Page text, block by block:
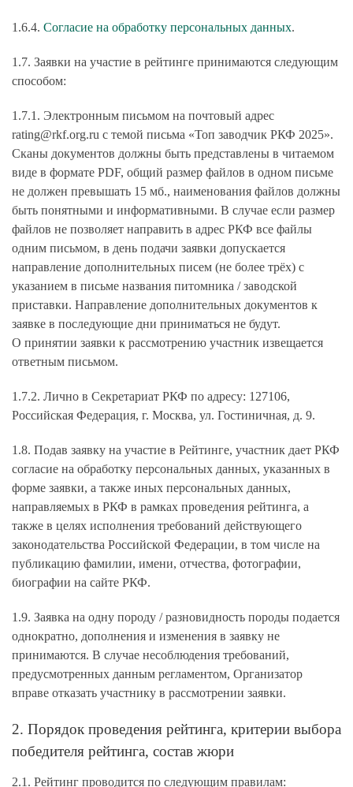
1.6.4. Согласие на обработку персональных данных.
1.7. Заявки на участие в рейтинге принимаются следующим
способом:
1.7.1. Электронным письмом на почтовый адрес
rating@rkf.org.ru с темой письма «Топ заводчик РКФ 2025».
Сканы документов должны быть представлены в читаемом
виде в формате PDF, общий размер файлов в одном письме
не должен превышать 15 мб., наименования файлов должны
быть понятными и информативными. В случае если размер
файлов не позволяет направить в адрес РКФ все файлы
одним письмом, в день подачи заявки допускается
направление дополнительных писем (не более трёх) с
указанием в письме названия питомника / заводской
приставки. Направление дополнительных документов к
заявке в последующие дни приниматься не будут.
О принятии заявки к рассмотрению участник извещается
ответным письмом.
1.7.2. Лично в Секретариат РКФ по адресу: 127106,
Российская Федерация, г. Москва, ул. Гостиничная, д. 9.
1.8. Подав заявку на участие в Рейтинге, участник дает РКФ
согласие на обработку персональных данных, указанных в
форме заявки, а также иных персональных данных,
направляемых в РКФ в рамках проведения рейтинга, а
также в целях исполнения требований действующего
законодательства Российской Федерации, в том числе на
публикацию фамилии, имени, отчества, фотографии,
биографии на сайте РКФ.
1.9. Заявка на одну породу / разновидность породы подается
однократно, дополнения и изменения в заявку не
принимаются. В случае несоблюдения требований,
предусмотренных данным регламентом, Организатор
вправе отказать участнику в рассмотрении заявки.
2. Порядок проведения рейтинга, критерии выбора
победителя рейтинга, состав жюри
2.1. Рейтинг проводится по следующим правилам: